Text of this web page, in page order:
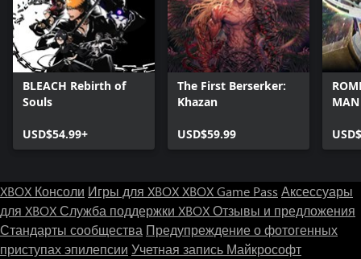
BLEACH Rebirth of
Souls
USD$54.99+
The First Berserker:
Khazan
USD$59.99
MAN
XBOX Консоли Игры для XBOXXBOX Game Pass Аксессуары
для XBOXСлужба поддержки XBOXОтзывы и предложения
Стандарты сообщества Предупреждение о фотогенных
приступах эпилепсии Учетная запись Майкрософт